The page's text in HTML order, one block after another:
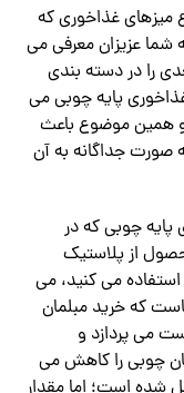
میزهای غذاخوری که
شما عزیزان معرفی می
را در دسته بندی
پایه چوبی می
و همین موضوع باعث
صورت جداگانه به آن
پایه چوبی که در
از پلاستیک
می‌ کنید، می‌
که خرید مبلمان
می پردازد و
چوبی را کاهش می